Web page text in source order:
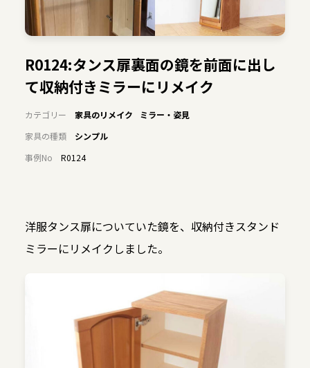
R0124:タンス扉裏面の鏡を前面に出し
て収納付きミラーにリメイク
カテゴリー 家具のリメイク
ミラー・姿見
家具の種類
シンプル
事例No
R0124
洋服タンス扉についていた鏡を、収納付きスタンド
ミラーにリメイクしました。